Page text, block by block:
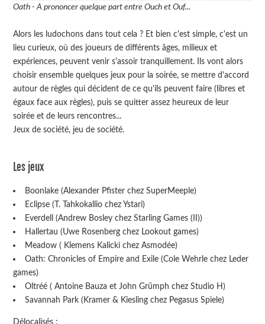
Oath - A prononcer quelque part entre Ouch et Ouf...
Alors les ludochons dans tout cela ? Et bien c'est simple, c'est un
lieu curieux, où des joueurs de différents âges, milieux et
expériences, peuvent venir s'assoir tranquillement. Ils vont alors
choisir ensemble quelques jeux pour la soirée, se mettre d'accord
autour de règles qui décident de ce qu'ils peuvent faire (libres et
égaux face aux règles), puis se quitter assez heureux de leur
soirée et de leurs rencontres...
Jeux de société, jeu de société.
Les jeux
Boonlake (Alexander Pfister chez SuperMeeple)
Eclipse (T. Tahkokallio chez Ystari)
Everdell (Andrew Bosley chez Starling Games (II))
Hallertau (Uwe Rosenberg chez Lookout games)
Meadow ( Klemens Kalicki chez Asmodée)
Oath: Chronicles of Empire and Exile (Cole Wehrle chez Leder
games)
Oltréé ( Antoine Bauza et John Grümph chez Studio H)
Savannah Park (Kramer & Kiesling chez Pegasus Spiele)
Délocalisés :